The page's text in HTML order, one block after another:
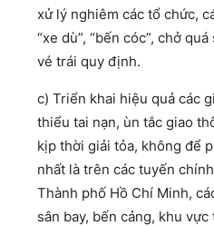
xử lý nghiêm các tổ chức,
“xe dù”, “bến cóc”, chở
vé trái quy định.
c) Triển khai hiệu quả các
thiểu tai nạn, ùn tắc giao
kịp thời giải tỏa, không để
nhất là trên các tuyến
Thành phố Hồ Chí Minh,
sân bay, bến cảng, khu